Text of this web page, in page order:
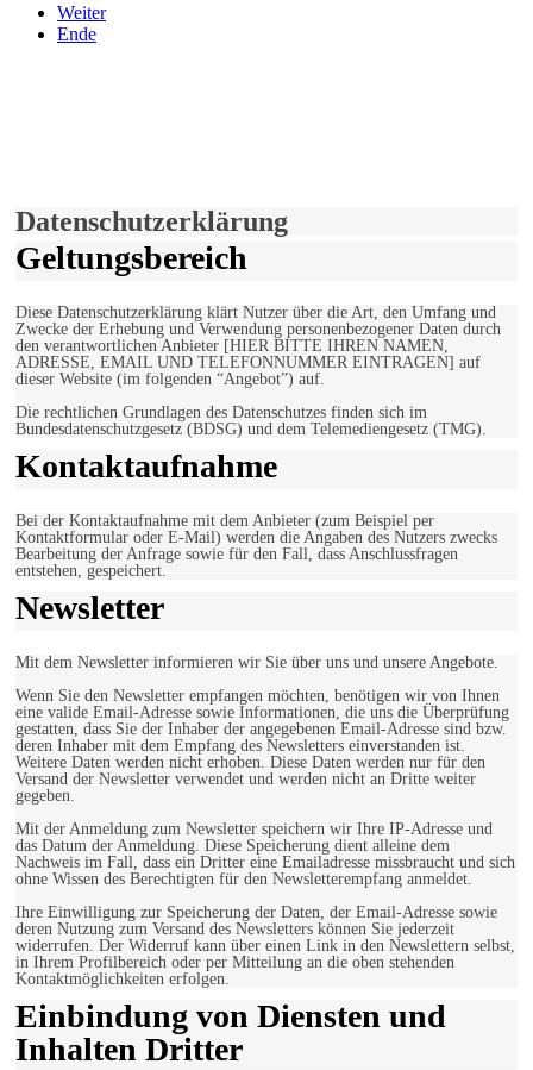
Weiter
Ende
Datenschutzerklärung
Geltungsbereich
Diese Datenschutzerklärung klärt Nutzer über die Art, den Umfang und
Zwecke der Erhebung und Verwendung personenbezogener Daten durch
den verantwortlichen Anbieter [HIER BITTE IHREN NAMEN,
ADRESSE, EMAIL UND TELEFONNUMMER EINTRAGEN] auf
dieser Website (im folgenden “Angebot”) auf.
Die rechtlichen Grundlagen des Datenschutzes finden sich im
Bundesdatenschutzgesetz (BDSG) und dem Telemediengesetz (TMG).
Kontaktaufnahme
Bei der Kontaktaufnahme mit dem Anbieter (zum Beispiel per
Kontaktformular oder E-Mail) werden die Angaben des Nutzers zwecks
Bearbeitung der Anfrage sowie für den Fall, dass Anschlussfragen
entstehen, gespeichert.
Newsletter
Mit dem Newsletter informieren wir Sie über uns und unsere Angebote.
Wenn Sie den Newsletter empfangen möchten, benötigen wir von Ihnen
eine valide Email-Adresse sowie Informationen, die uns die Überprüfung
gestatten, dass Sie der Inhaber der angegebenen Email-Adresse sind bzw.
deren Inhaber mit dem Empfang des Newsletters einverstanden ist.
Weitere Daten werden nicht erhoben. Diese Daten werden nur für den
Versand der Newsletter verwendet und werden nicht an Dritte weiter
gegeben.
Mit der Anmeldung zum Newsletter speichern wir Ihre IP-Adresse und
das Datum der Anmeldung. Diese Speicherung dient alleine dem
Nachweis im Fall, dass ein Dritter eine Emailadresse missbraucht und sich
ohne Wissen des Berechtigten für den Newsletterempfang anmeldet.
Ihre Einwilligung zur Speicherung der Daten, der Email-Adresse sowie
deren Nutzung zum Versand des Newsletters können Sie jederzeit
widerrufen. Der Widerruf kann über einen Link in den Newslettern selbst,
in Ihrem Profilbereich oder per Mitteilung an die oben stehenden
Kontaktmöglichkeiten erfolgen.
Einbindung von Diensten und
Inhalten Dritter